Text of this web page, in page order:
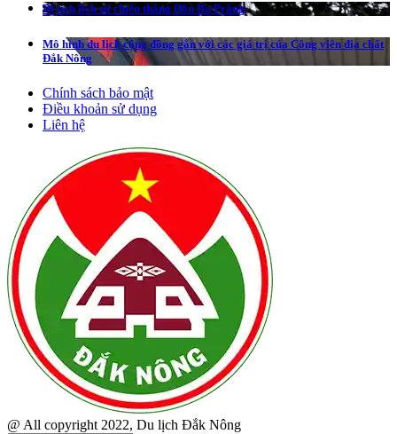
Di tích lịch sử chiến thắng Đồn Bu Prăng
Mô hình du lịch cộng đồng gắn với các giá trị của Công viên địa chất
Đắk Nông
Chính sách bảo mật
Điều khoản sử dụng
Liên hệ
@ All copyright 2022, Du lịch Đắk Nông